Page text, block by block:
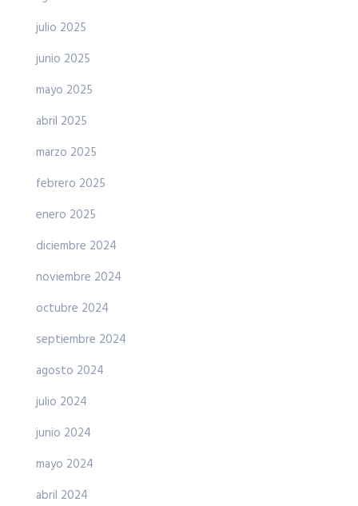
julio 2025
junio 2025
mayo 2025
abril 2025
marzo 2025
febrero 2025
enero 2025
diciembre 2024
noviembre 2024
octubre 2024
septiembre 2024
agosto 2024
julio 2024
junio 2024
mayo 2024
abril 2024